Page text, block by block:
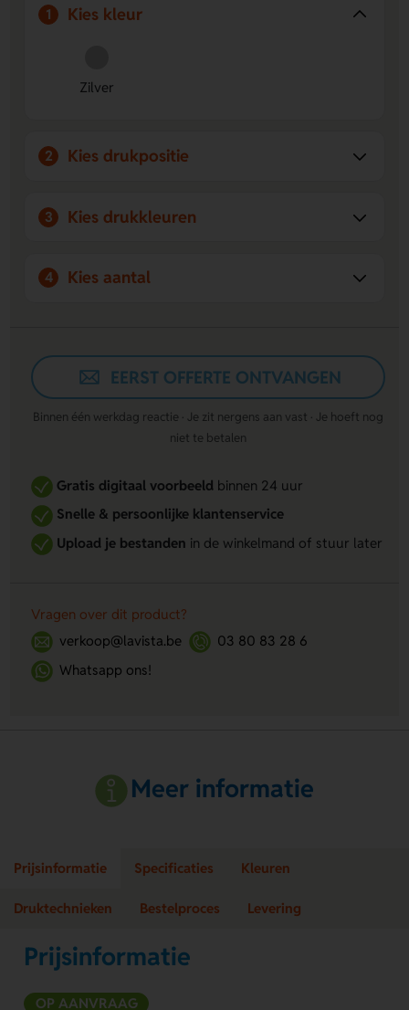
1 Kies kleur
Zilver
2 Kies drukpositie
3 Kies drukkleuren
4 Kies aantal
EERST OFFERTE ONTVANGEN
Binnen één werkdag reactie · Je zit nergens aan vast · Je hoeft nog
niet te betalen
Gratis digitaal voorbeeldbinnen 24 uur
Snelle & persoonlijke klantenservice
Upload je bestanden in de winkelmand of stuur later
Vragen over dit product?
verkoop@lavista.be
03 80 83 28 6
Whatsapp ons!
Meer informatie
Prijsinformatie Specificaties Kleuren
Druktechnieken Bestelproces Levering
Prijsinformatie
OP AANVRAAG